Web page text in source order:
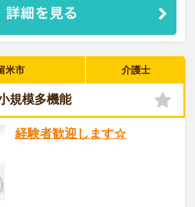
米市 介護士
規模多機能
経験者歓迎します☆